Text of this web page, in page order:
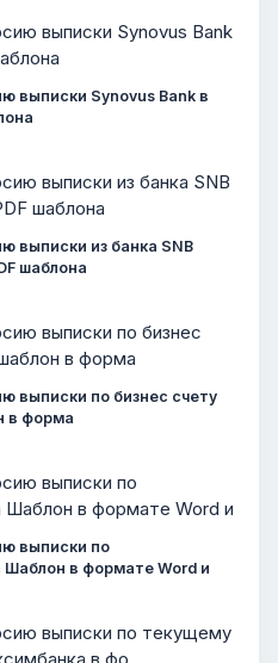
выписки Synovus Bank в
выписки из банка SNB
шаблона
выписки по бизнес счету
в форма
выписки по
в формате Word и